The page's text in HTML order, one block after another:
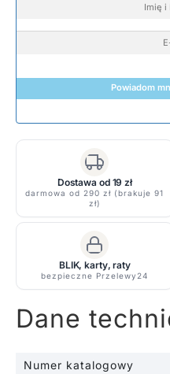
Powiadom
Dostawa od 19 zł
darmowa od 290 zł (brakuje 91
zł)
BLIK, karty, raty
bezpieczne Przelewy24
Dane
Numer katalogowy